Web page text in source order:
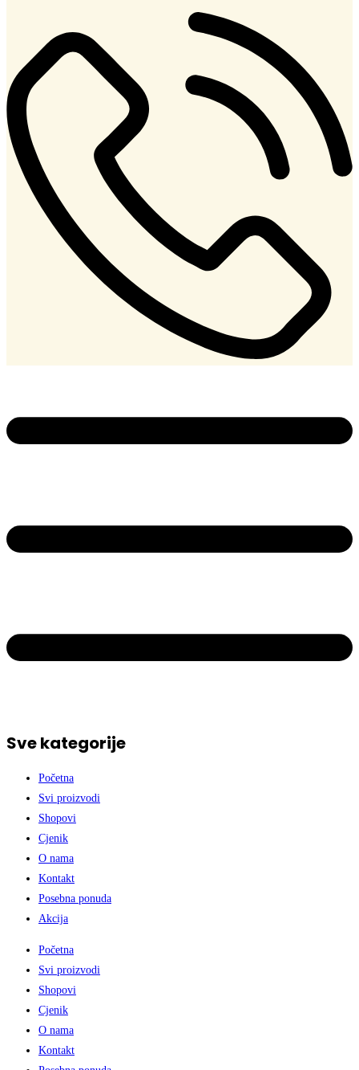
Sve kategorije
Početna
Svi proizvodi
Shopovi
Cjenik
O nama
Kontakt
Posebna ponuda
Akcija
Početna
Svi proizvodi
Shopovi
Cjenik
O nama
Kontakt